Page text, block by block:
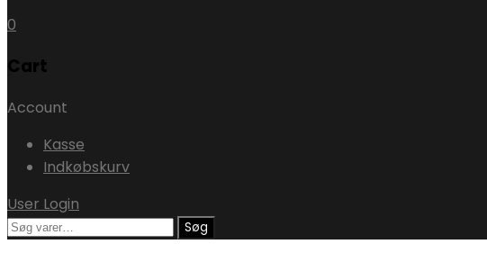
0
Cart
Account
Kasse
Indkøbskurv
User Login
Søg
Søg